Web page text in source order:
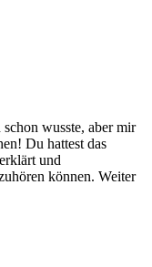
wusste, aber mir
Du hattest das
und
können. Weiter